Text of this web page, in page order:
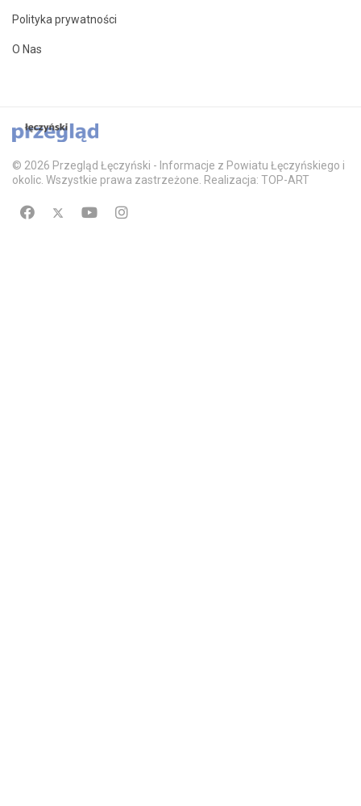
Polityka prywatności
O Nas
© 2026 Przegląd Łęczyński - Informacje z Powiatu Łęczyńskiego i
okolic. Wszystkie prawa zastrzeżone. Realizacja: TOP-ART